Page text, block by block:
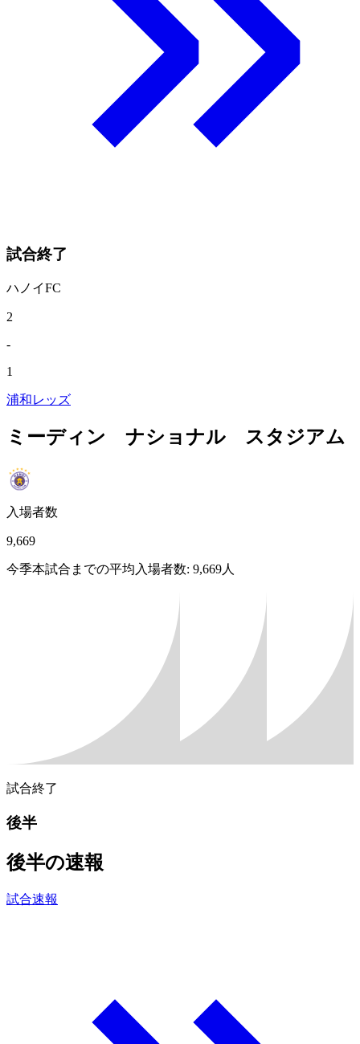
試合終了
ハノイFC
2
-
1
浦和レッズ
ミーディン ナショナル スタジアム
入場者数
9,669
今季本試合までの平均入場者数: 9,669人
試合終了
後半
後半の速報
試合速報